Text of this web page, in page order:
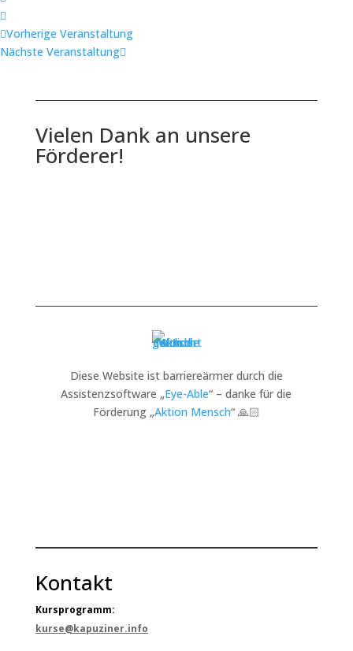
Vorherige Veranstaltung
Nächste Veranstaltung
Vielen Dank an unsere
Förderer!
Diese Website ist barriereärmer durch die
Assistenzsoftware „Eye-Able“ – danke für die
Förderung „Aktion Mensch“ 🙏🏻
Kontakt
Kursprogramm:
kurse@kapuziner.info